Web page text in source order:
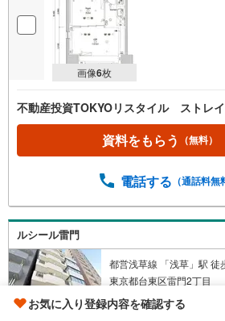
画像6枚
不動産投資TOKYOリスタイル ストレ
資料をもらう （無料）
電話する （通話料無
ルシール雷門
都営浅草線 「浅草」駅 徒
東京都台東区雷門2丁目
1984年5月（築43年）
30戸 / 地上11階建
お気に入り登録内容を確認する